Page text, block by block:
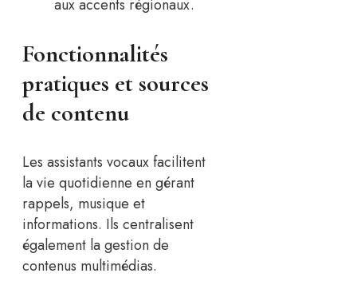
aux accents régionaux.
Fonctionnalités
pratiques et sources
de contenu
Les assistants vocaux facilitent
la vie quotidienne en gérant
rappels, musique et
informations. Ils centralisent
également la gestion de
contenus multimédias.